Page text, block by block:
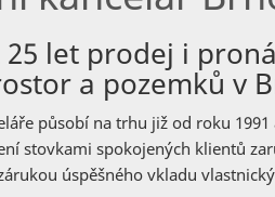
let prodej i
a pozemků v
působí na trhu již od roku
stovkami spokojených klientů
úspěšného vkladu